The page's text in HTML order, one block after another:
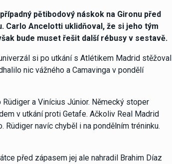
pětibodový náskok na Gironu před
Carlo Ancelotti uklidňoval, že si jeho tým
bude muset řešit další rébusy v sestavě.
si po utkání s Atlétikem Madrid stěžoval
nic vážného a Camavinga v pondělí
a Vinícius Júnior. Německý stoper
v utkání proti Getafe. Ačkoliv Real Madrid
navíc chyběl i na pondělním tréninku.
před zápasem jej ale nahradil Brahim Díaz